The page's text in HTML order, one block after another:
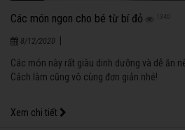
Các món ngon cho bé từ bí đỏ 1340
8/12/2020
Các món này rất giàu dinh dưỡng và dễ ăn
Cách làm cũng vô cùng đơn giản nhé!
Xem chi tiết